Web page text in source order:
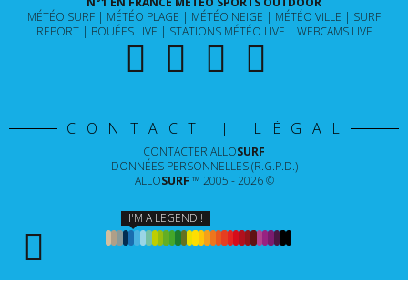
MÉTÉO SURF
MÉTÉO PLAGE MÉTÉO NEIGE MÉTÉO VILLE
SURF
REPORT
BOUÉES LIVE STATIONS MÉTÉO LIVE WEBCAMS LIVE
CONTACT | LÉGAL
CONTACTER ALLOSURF
DONNÉES PERSONNELLES (R.G.P.D.)
ALLOSURF ™ 2005 - 2026 ©
I'M A LEGEND !